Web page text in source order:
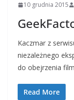
10 grudnia 2015
Kaczmar z
niezależnego
do obejrzenia
Read More